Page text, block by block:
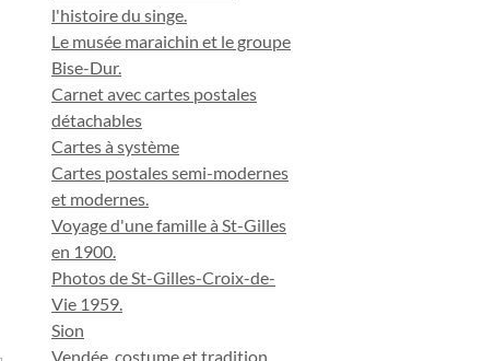
l'histoire du singe.
Le musée maraichin et le groupe
Bise-Dur.
Carnet avec cartes postales
détachables
Cartes à système
Cartes postales semi-modernes
et modernes.
Voyage d'une famille à St-Gilles
en 1900.
Photos de St-Gilles-Croix-de-
Vie 1959.
Sion
Vendée, costume et tradition